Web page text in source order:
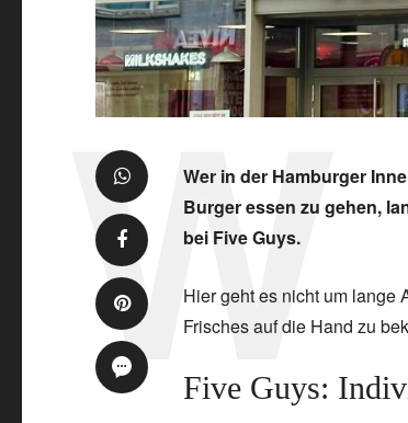
Wer in der Hamburger
Burger essen zu gehen,
bei Five Guys.
Hier geht es nicht um lange
Frisches auf die Hand zu
Five Guys: